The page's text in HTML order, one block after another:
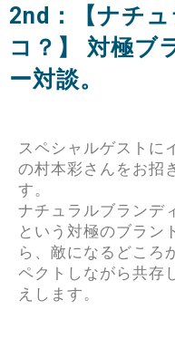
2nd：【ナチ
コ？】 対極ブ
ー対談。
スペシャルゲストに
の村本彩さんをお招
す。
ナチュラルブランデ
という対極のブラン
ら、敵になるどころ
ペクトしながら共存
えします。